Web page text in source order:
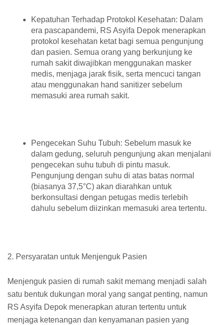
Kepatuhan Terhadap Protokol Kesehatan: Dalam
era pascapandemi, RS Asyifa Depok menerapkan
protokol kesehatan ketat bagi semua pengunjung
dan pasien. Semua orang yang berkunjung ke
rumah sakit diwajibkan menggunakan masker
medis, menjaga jarak fisik, serta mencuci tangan
atau menggunakan hand sanitizer sebelum
memasuki area rumah sakit.
Pengecekan Suhu Tubuh: Sebelum masuk ke
dalam gedung, seluruh pengunjung akan menjalani
pengecekan suhu tubuh di pintu masuk.
Pengunjung dengan suhu di atas batas normal
(biasanya 37,5°C) akan diarahkan untuk
berkonsultasi dengan petugas medis terlebih
dahulu sebelum diizinkan memasuki area tertentu.
2. Persyaratan untuk Menjenguk Pasien
Menjenguk pasien di rumah sakit memang menjadi salah
satu bentuk dukungan moral yang sangat penting, namun
RS Asyifa Depok menerapkan aturan tertentu untuk
menjaga ketenangan dan kenyamanan pasien yang